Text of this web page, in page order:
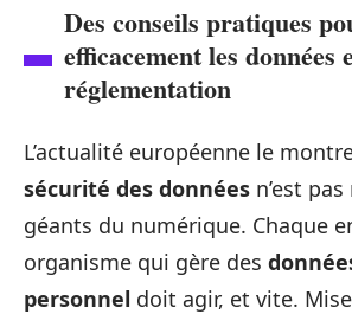
Des conseils pratiques
efficacement les données
réglementation
L’actualité européenne le
sécurité des données n’est
géants du numérique. Chaque
organisme qui gère des
personnel doit agir, et vite.